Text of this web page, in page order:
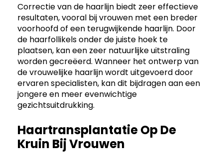
Correctie van de haarlijn biedt zeer effectieve
resultaten, vooral bij vrouwen met een breder
voorhoofd of een terugwijkende haarlijn. Door
de haarfollikels onder de juiste hoek te
plaatsen, kan een zeer natuurlijke uitstraling
worden gecreëerd. Wanneer het ontwerp van
de vrouwelijke haarlijn wordt uitgevoerd door
ervaren specialisten, kan dit bijdragen aan een
jongere en meer evenwichtige
gezichtsuitdrukking.
Haartransplantatie Op De
Kruin Bij Vrouwen